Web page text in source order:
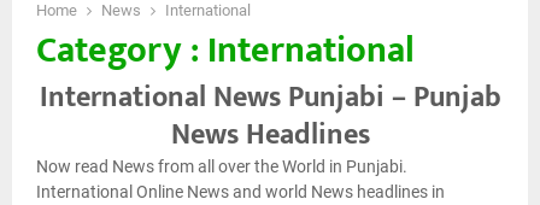
Home News International
Category : International
International News Punjabi – Punjab
News Headlines
Now read News from all over the World in Punjabi.
International Online News and world News headlines in